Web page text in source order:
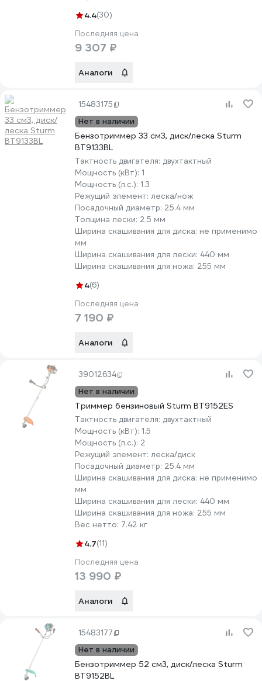
4.4(30)
Последняя цена
9 307 ₽
Аналоги
15483175
Нет в наличии
Бензотриммер 33 см3, диск/леска Sturm
BT9133BL
Тактность двигателя: двухтактный
Мощность (кВт): 1
Мощность (л.с.): 1.3
Режущий элемент: леска/нож
Посадочный диаметр: 25.4 мм
Толщина лески: 2.5 мм
Ширина скашивания для диска: не применимо
мм
Ширина скашивания для лески: 440 мм
Ширина скашивания для ножа: 255 мм
4(6)
Последняя цена
7 190 ₽
Аналоги
39012634
Нет в наличии
Триммер бензиновый Sturm BT9152ES
Тактность двигателя: двухтактный
Мощность (кВт): 1.5
Мощность (л.с.): 2
Режущий элемент: леска/диск
Посадочный диаметр: 25.4 мм
Ширина скашивания для диска: не применимо
мм
Ширина скашивания для лески: 440 мм
Ширина скашивания для ножа: 255 мм
Вес нетто: 7.42 кг
4.7(11)
Последняя цена
13 990 ₽
Аналоги
15483177
Нет в наличии
Бензотриммер 52 см3, диск/леска Sturm
BT9152BL